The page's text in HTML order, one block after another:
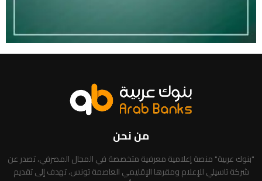
من نحن
"بنوك عربية" منصة إعلامية معرفية متخصصة في المجال المصرفي، تصدر عن
شركة تاسيلي للإعلام ومقرها الإقليمي العاصمة تونس، تهدف إلى تقديم